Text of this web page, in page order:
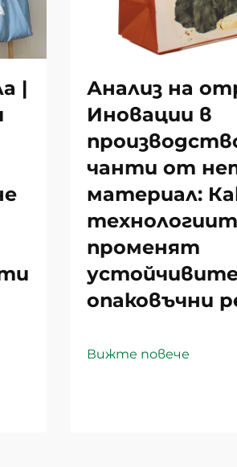
|
Анализ на
Иновации в
чанти от
материал:
променят
опаковъчни
Вижте повече